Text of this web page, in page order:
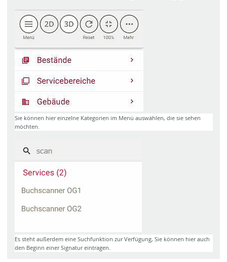
Sie können hier einzelne Kategorien im Menü auswählen, die sie sehen
möchten.
Es steht außerdem eine Suchfunktion zur Verfügung, Sie können hier auch
den Beginn einer Signatur eintragen.